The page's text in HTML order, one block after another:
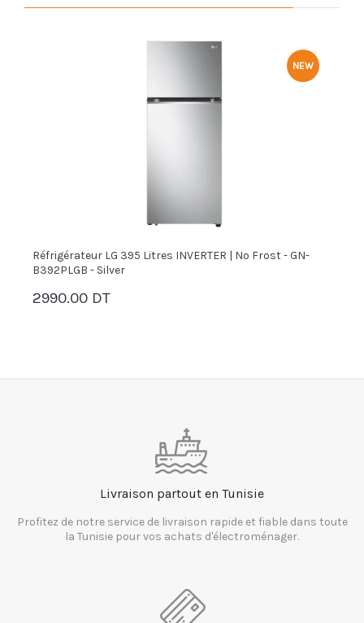
NEW
Réfrigérateur LG 395 Litres INVERTER | No Frost - GN-
B392PLGB - Silver
2990.00 DT
PANIER
Livraison partout en Tunisie
Profitez de notre service de livraison rapide et fiable dans toute
la Tunisie pour vos achats d'électroménager.